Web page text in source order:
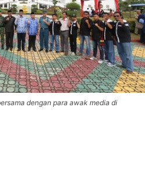
dengan para awak media di